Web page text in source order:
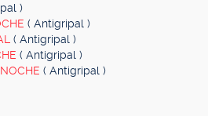
)
( Antigripal )
( Antigripal )
( Antigripal )
( Antigripal )